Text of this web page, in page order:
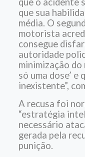
que sua
média. O
motorista
consegue
autoridade
minimização do
só uma dose’ e
inexistente”,
A recusa foi
“estratégia
necessário
gerada pela
punição.